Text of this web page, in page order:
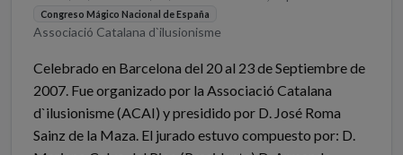
Congreso Mágico Nacional de España
Associació Catalana d`ilusionisme
Celebrado en Barcelona del 20 al 23 de Septiembre de
2007. Fue organizado por la Associació Catalana
d`ilusionisme (ACAI) y presidido por D. José Roma
Sainz de la Maza. El jurado estuvo compuesto por: D.